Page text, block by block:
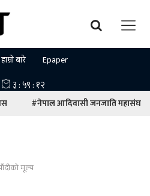
हाम्रो बारे Epaper
#नेपाल आदिवासी जनजाति महासंघ
मूल्य